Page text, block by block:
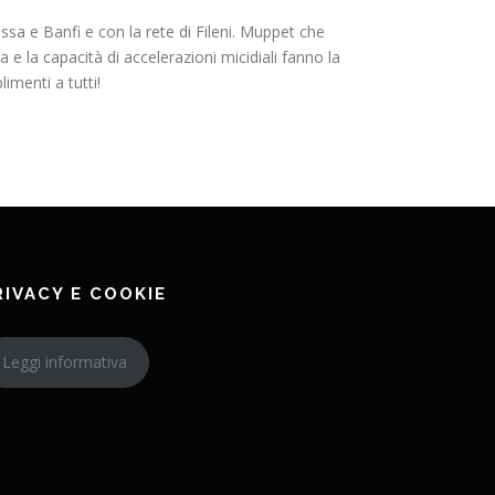
e Banfi e con la rete di Fileni. Muppet che
la capacità di accelerazioni micidiali fanno la
a tutti!
E COOKIE
Leggi informativa